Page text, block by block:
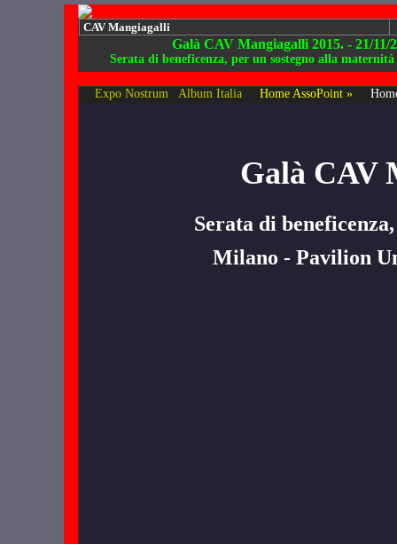
CAV Mangiagalli
Galà CAV Mangiagalli 2015. - 21/11/
Serata di beneficenza, per un sostegno alla
Expo Nostrum Album Italia Home AssoPoint »
Galà CAV
Serata di
Milano - Pavilion